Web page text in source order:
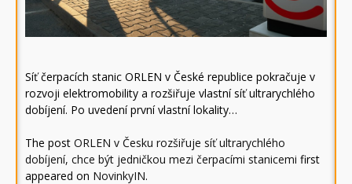
Síť čerpacích stanic ORLEN v České republice pokračuje v
rozvoji elektromobility a rozšiřuje vlastní síť ultrarychlého
dobíjení. Po uvedení první vlastní lokality…
The post ORLEN v Česku rozšiřuje síť ultrarychlého
dobíjení, chce být jedničkou mezi čerpacími stanicemi first
appeared on NovinkyIN.